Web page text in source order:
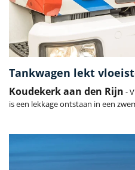
Tankwagen lekt
Koudekerk aan den Rijn -
is een lekkage ontstaan in een